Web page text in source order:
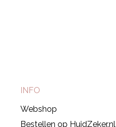
INFO
Webshop
Bestellen op HuidZeker.nl